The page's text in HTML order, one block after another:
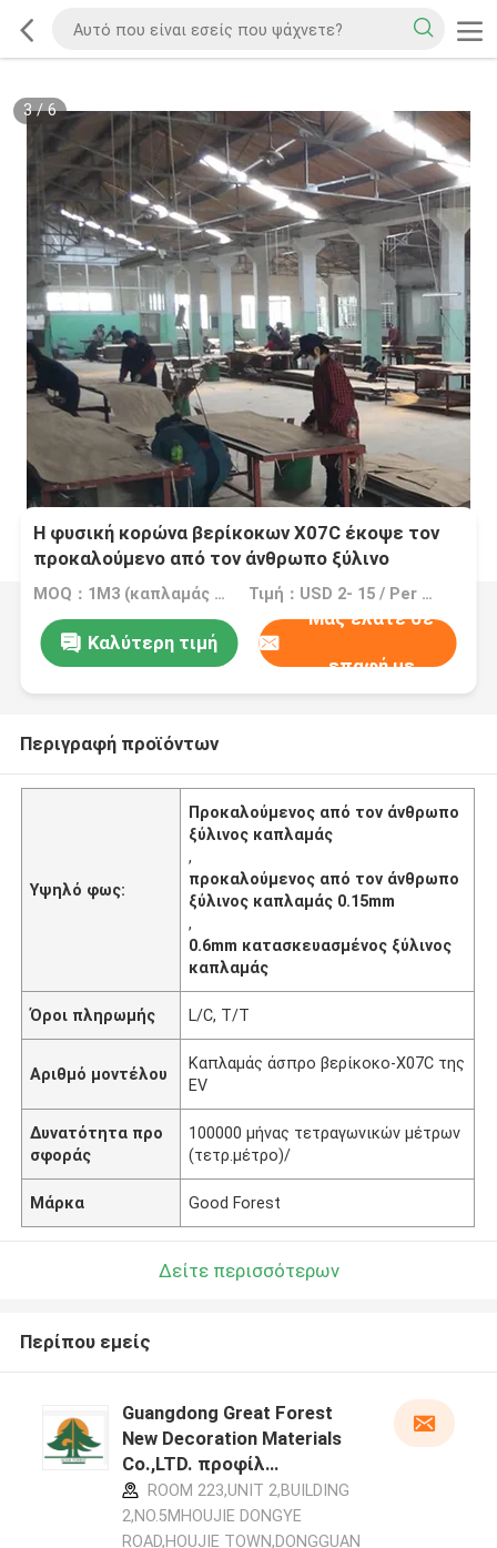
3/6
Η φυσική κορώνα βερίκοκων X07C έκοψε τον
προκαλούμενο από τον άνθρωπο ξύλινο
καπλαμά για τον καπλαμά προσώπου της
πόρτας/του γραφείου
MOQ：1M3 (καπλαμάς =2000 τετρ.μέτρο 0.5mm) Τιμή：USD 2- 15 / Per Square Meter (M2)
Καλύτερη τιμή
Μας ελάτε σε
επαφή με
Περιγραφή προϊόντων
Υψηλό φως:
Προκαλούμενος από τον άνθρωπο
ξύλινος καπλαμάς
,
προκαλούμενος από τον άνθρωπο
ξύλινος καπλαμάς 0.15mm
,
0.6mm κατασκευασμένος ξύλινος
καπλαμάς
Όροι πληρωμής L/C, T/T
Αριθμό μοντέλου
Καπλαμάς άσπρο βερίκοκο-X07C της
EV
Δυνατότητα προ
σφοράς
100000 μήνας τετραγωνικών μέτρων
(τετρ.μέτρο)/
Μάρκα Good Forest
Δείτε περισσότερων
Περίπου εμείς
Guangdong Great Forest
New Decoration Materials
Co.,LTD. προφίλ
κατασκευαστή
ROOM 223,UNIT 2,BUILDING
2,NO.5MHOUJIE DONGYE
ROAD,HOUJIE TOWN,DONGGUAN